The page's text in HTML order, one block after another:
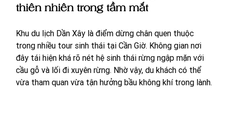
thiên nhiên trong tầm mắt
Khu du lịch Dần Xây là điểm dừng chân quen thuộc
trong nhiều tour sinh thái tại Cần Giờ. Không gian nơi
đây tái hiện khá rõ nét hệ sinh thái rừng ngập mặn với
cầu gỗ và lối đi xuyên rừng. Nhờ vậy, du khách có thể
vừa tham quan vừa tận hưởng bầu không khí trong lành.